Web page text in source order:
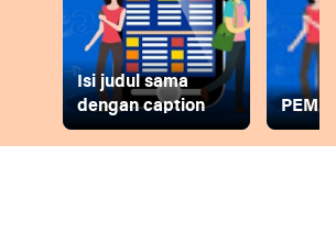
Isi judul sama
dengan caption